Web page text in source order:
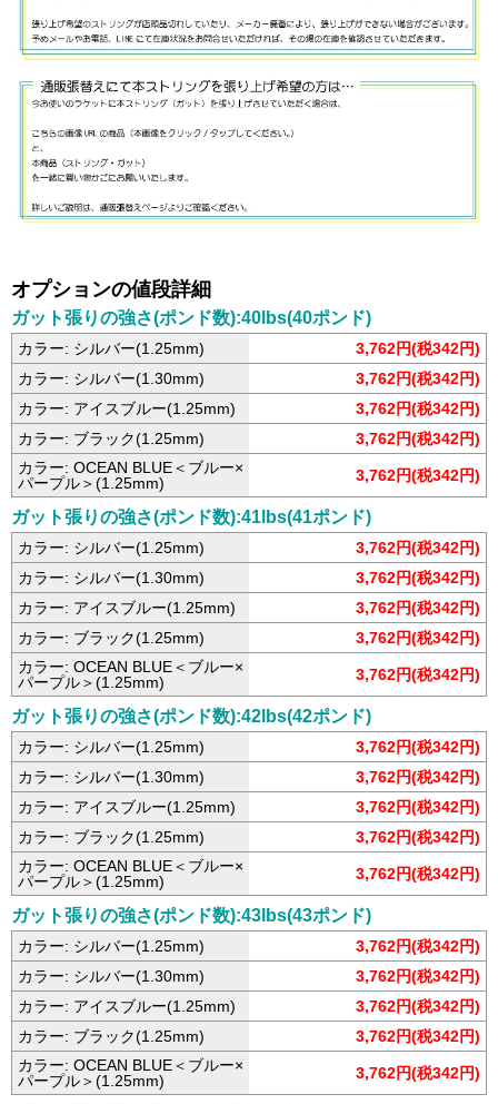
オプションの値段詳細
ガット張りの強さ(ポンド数):40lbs(40ポンド)
カラー: シルバー(1.25mm)
3,762円(税342円)
カラー: シルバー(1.30mm)
3,762円(税342円)
カラー: アイスブルー(1.25mm)
3,762円(税342円)
カラー: ブラック(1.25mm)
3,762円(税342円)
カラー: OCEAN BLUE＜ブルー×
パープル＞(1.25mm)
3,762円(税342円)
ガット張りの強さ(ポンド数):41lbs(41ポンド)
カラー: シルバー(1.25mm)
3,762円(税342円)
カラー: シルバー(1.30mm)
3,762円(税342円)
カラー: アイスブルー(1.25mm)
3,762円(税342円)
カラー: ブラック(1.25mm)
3,762円(税342円)
カラー: OCEAN BLUE＜ブルー×
パープル＞(1.25mm)
3,762円(税342円)
ガット張りの強さ(ポンド数):42lbs(42ポンド)
カラー: シルバー(1.25mm)
3,762円(税342円)
カラー: シルバー(1.30mm)
3,762円(税342円)
カラー: アイスブルー(1.25mm)
3,762円(税342円)
カラー: ブラック(1.25mm)
3,762円(税342円)
カラー: OCEAN BLUE＜ブルー×
パープル＞(1.25mm)
3,762円(税342円)
ガット張りの強さ(ポンド数):43lbs(43ポンド)
カラー: シルバー(1.25mm)
3,762円(税342円)
カラー: シルバー(1.30mm)
3,762円(税342円)
カラー: アイスブルー(1.25mm)
3,762円(税342円)
カラー: ブラック(1.25mm)
3,762円(税342円)
カラー: OCEAN BLUE＜ブルー×
パープル＞(1.25mm)
3,762円(税342円)